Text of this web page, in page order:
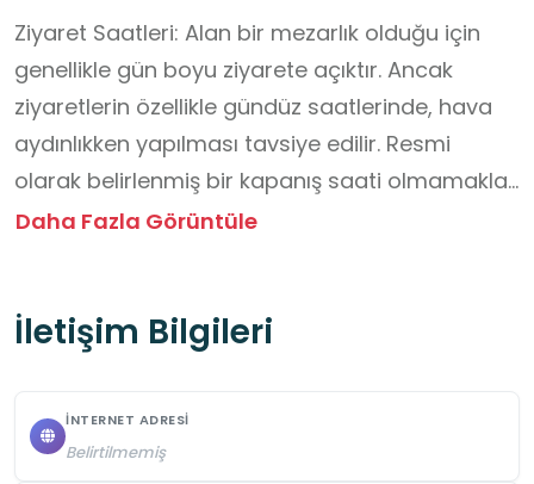
Ziyaret Saatleri: Alan bir mezarlık olduğu için
genellikle gün boyu ziyarete açıktır. Ancak
ziyaretlerin özellikle gündüz saatlerinde, hava
aydınlıkken yapılması tavsiye edilir. Resmi
olarak belirlenmiş bir kapanış saati olmamakla
birlikte akşam saatlerinde aydınlatma sınırlı
Gezi Sırasında Dikkat Edilmesi Gerekenler:
Yüksek sesle konuşmaktan ve saygısız
Daha Fazla Görüntüle
İletişim Bilgileri
İNTERNET ADRESI
Belirtilmemiş